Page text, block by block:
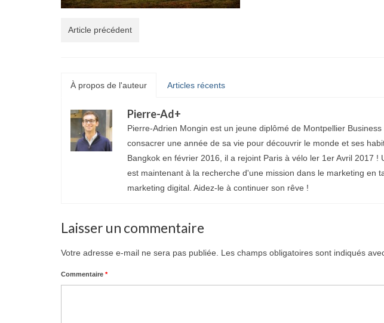
Article précédent
À propos de l'auteur Articles récents
Pierre-Ad+
Pierre-Adrien Mongin est un jeune diplômé de Montpellier
consacrer une année de sa vie pour découvrir le monde et ses
Bangkok en février 2016, il a rejoint Paris à vélo ler 1er Avril 2017
est maintenant à la recherche d'une mission dans le marketing en
marketing digital. Aidez-le à continuer son rêve !
Laisser un commentaire
Votre adresse e-mail ne sera pas publiée. Les champs obligatoires sont indiqués
Commentaire *